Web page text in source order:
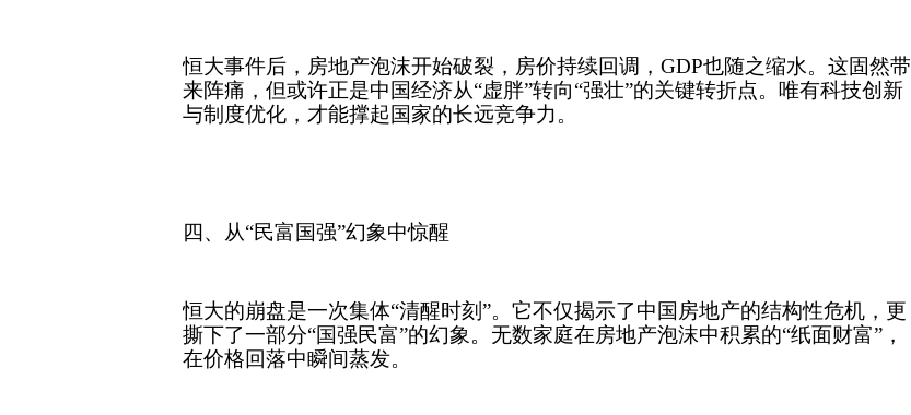
恒大事件后，房地产泡沫开始破裂，房价持续回调，GDP也随之缩水。这固然带
来阵痛，但或许正是中国经济从“虚胖”转向“强壮”的关键转折点。唯有科技创新
与制度优化，才能撑起国家的长远竞争力。
四、从“民富国强”幻象中惊醒
恒大的崩盘是一次集体“清醒时刻”。它不仅揭示了中国房地产的结构性危机，更
撕下了一部分“国强民富”的幻象。无数家庭在房地产泡沫中积累的“纸面财富”，
在价格回落中瞬间蒸发。